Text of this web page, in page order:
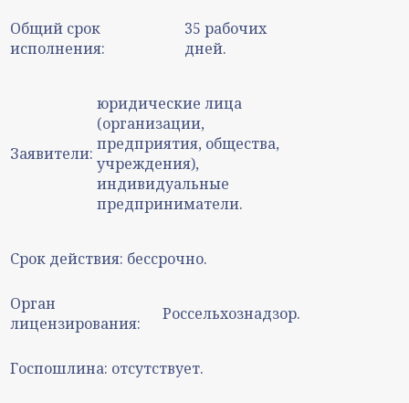
Общий срок
исполнения:
35 рабочих
дней.
Заявители:
юридические лица
(организации,
предприятия, общества,
учреждения),
индивидуальные
предприниматели.
Срок действия: бессрочно.
Орган
лицензирования:
Россельхознадзор.
Госпошлина: отсутствует.